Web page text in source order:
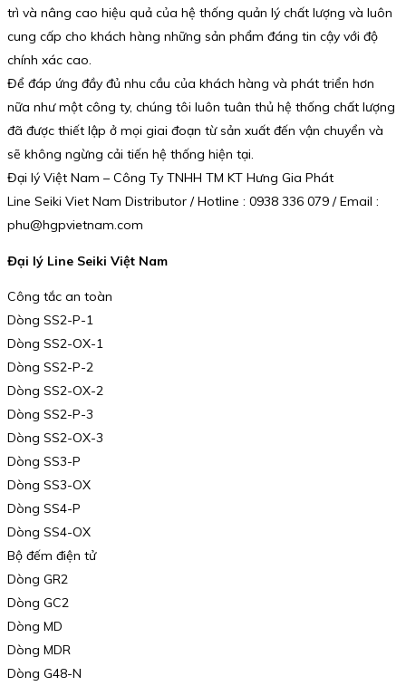
trì và nâng cao hiệu quả của hệ thống quản lý chất lượng và luôn
cung cấp cho khách hàng những sản phẩm đáng tin cậy với độ
chính xác cao.
Để đáp ứng đầy đủ nhu cầu của khách hàng và phát triển hơn
nữa như một công ty, chúng tôi luôn tuân thủ hệ thống chất lượng
đã được thiết lập ở mọi giai đoạn từ sản xuất đến vận chuyển và
sẽ không ngừng cải tiến hệ thống hiện tại.
Đại lý Việt Nam – Công Ty TNHH TM KT Hưng Gia Phát
Line Seiki Viet Nam Distributor / Hotline : 0938 336 079 / Email :
phu@hgpvietnam.com
Đại lý Line Seiki Việt Nam
Công tắc an toàn
Dòng SS2-P-1
Dòng SS2-OX-1
Dòng SS2-P-2
Dòng SS2-OX-2
Dòng SS2-P-3
Dòng SS2-OX-3
Dòng SS3-P
Dòng SS3-OX
Dòng SS4-P
Dòng SS4-OX
Bộ đếm điện tử
Dòng GR2
Dòng GC2
Dòng MD
Dòng MDR
Dòng G48-N